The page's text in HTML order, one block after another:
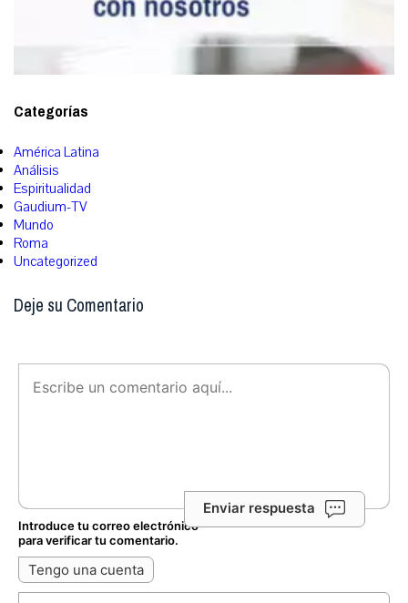
Categorías
América Latina
Análisis
Espiritualidad
Gaudium-TV
Mundo
Roma
Uncategorized
Deje su Comentario
Enviar respuesta
Introduce tu correo electrónico
para verificar tu comentario.
Tengo una cuenta